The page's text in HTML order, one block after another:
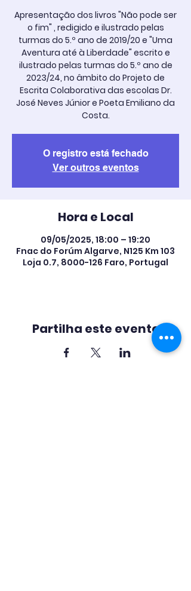
Apresentação dos livros "Não pode ser
o fim" , redigido e ilustrado pelas
turmas do 5.º ano de 2019/20 e "Uma
Aventura até à Liberdade" escrito e
ilustrado pelas turmas do 5.º ano de
2023/24, no âmbito do Projeto de
Escrita Colaborativa das escolas Dr.
José Neves Júnior e Poeta Emiliano da
Costa.
O registro está fechado
Ver outros eventos
Hora e Local
09/05/2025, 18:00 – 19:20
Fnac do Forúm Algarve, N125 Km 103
Loja 0.7, 8000-126 Faro, Portugal
Partilha este evento